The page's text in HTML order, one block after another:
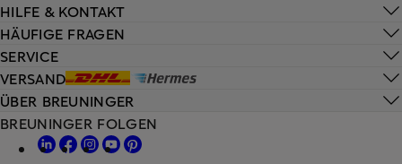
HILFE & KONTAKT
HÄUFIGE FRAGEN
SERVICE
VERSAND
ÜBER BREUNINGER
BREUNINGER FOLGEN